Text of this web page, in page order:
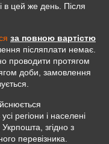
в цей же день. Після
за повною вартістю
післяплати немає.
проводити протягом
доби, замовлення
регіони і населені
згідно з
перевізника.